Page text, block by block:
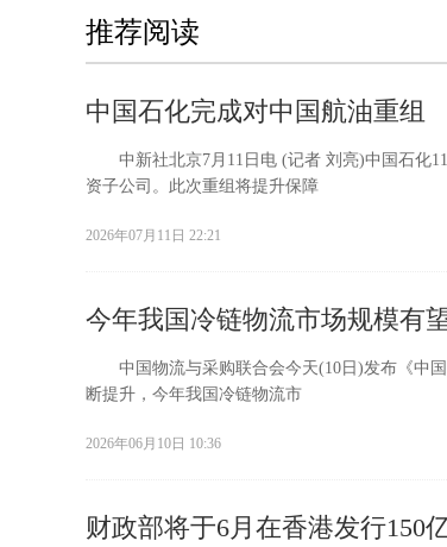
推荐阅读
中国石化完成对中国航油重组
中新社北京7月11日电 (记者 刘亮)中国石化11
资子公司。此次重组将提升保障
2026年07月11日 22:21
今年我国冷链物流市场规模有
中国物流与采购联合会今天(10日)发布《中国
断提升，今年我国冷链物流市
2026年06月10日 10:36
财政部将于6月在香港发行150